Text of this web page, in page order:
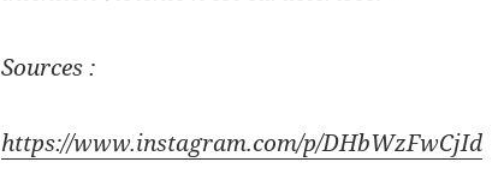
Sources :
https://www.instagram.com/p/DHbWzFwCjId